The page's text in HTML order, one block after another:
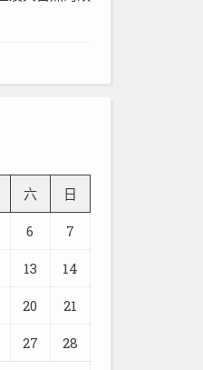
六 日
6 7
13 14
20 21
27 28